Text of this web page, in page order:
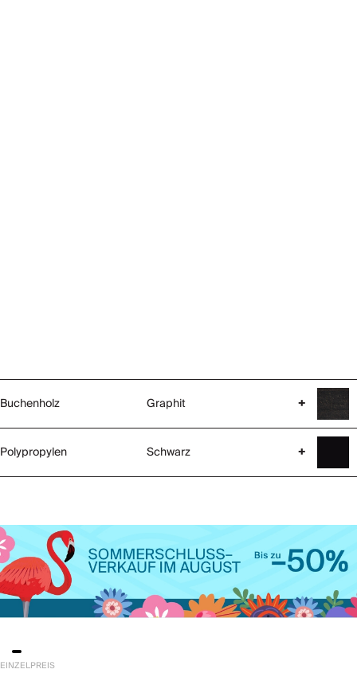
Buchenholz Graphit +
Polypropylen Schwarz +
EINZELPREIS